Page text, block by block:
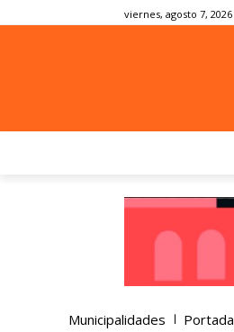
viernes, agosto 7, 2026
Municipalidades Portada